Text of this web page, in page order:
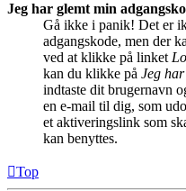
Jeg har glemt min
Gå ikke i panik! Det er
adgangskode, men der
ved at klikke på linket
kan du klikke på Jeg
indtaste dit brugernavn
en e-mail til dig, som
et aktiveringslink som
kan benyttes.
Top